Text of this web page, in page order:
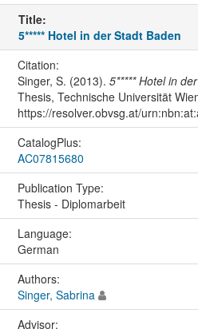
Title:
5***** Hotel in der Stadt Baden
Citation:
Singer, S. (2013). 5***** Hotel in
Thesis, Technische Universität
https://resolver.obvsg.at/
CatalogPlus:
AC07815680
Publication Type:
Thesis - Diplomarbeit
Language:
German
Authors:
Singer, Sabrina
Advisor: